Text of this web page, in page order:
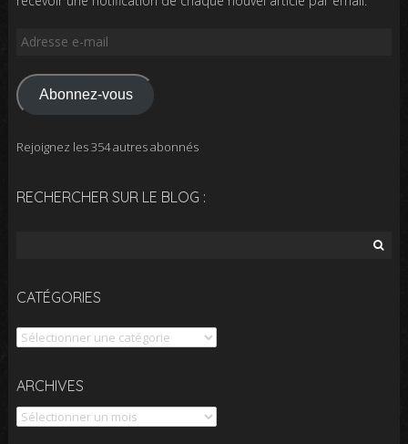
Adresse
mail
Abonnez-vous
Rejoignez les 354 autres abonnés
RECHERCHER SUR LE BLOG :
CATÉGORIES
Catégories
ARCHIVES
Archives